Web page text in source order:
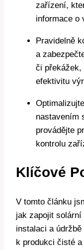
zařízení,
informace o
Pravidelně
a
či překážek,
efektivitu
nastavením
provádějte
kontrolu
Klíčové
V tomto článku
jak zapojit
instalaci a
k produkci čisté